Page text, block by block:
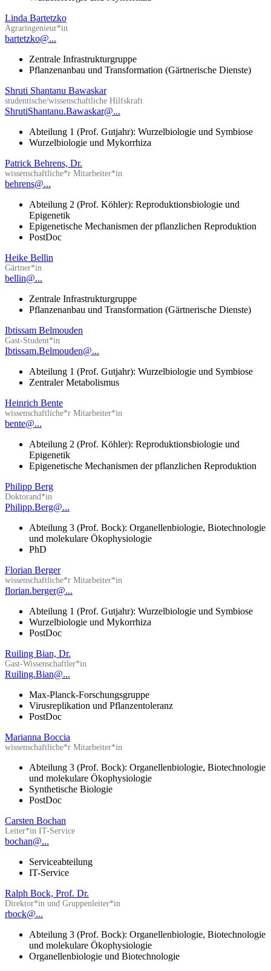
Linda Bartetzko
Agraringenieur*in
bartetzko@...
Zentrale Infrastrukturgruppe
Pflanzenanbau und Transformation (Gärtnerische Dienste)
Shruti Shantanu Bawaskar
studentische/wissenschaftliche Hilfskraft
ShrutiShantanu.Bawaskar@...
Abteilung 1 (Prof. Gutjahr): Wurzelbiologie und Symbiose
Wurzelbiologie und Mykorrhiza
Patrick Behrens, Dr.
wissenschaftliche*r Mitarbeiter*in
behrens@...
Abteilung 2 (Prof. Köhler): Reproduktionsbiologie und
Epigenetik
Epigenetische Mechanismen der pflanzlichen Reproduktion
PostDoc
Heike Bellin
Gärtner*in
bellin@...
Zentrale Infrastrukturgruppe
Pflanzenanbau und Transformation (Gärtnerische Dienste)
Ibtissam Belmouden
Gast-Student*in
Ibtissam.Belmouden@...
Abteilung 1 (Prof. Gutjahr): Wurzelbiologie und Symbiose
Zentraler Metabolismus
Heinrich Bente
wissenschaftliche*r Mitarbeiter*in
bente@...
Abteilung 2 (Prof. Köhler): Reproduktionsbiologie und
Epigenetik
Epigenetische Mechanismen der pflanzlichen Reproduktion
Philipp Berg
Doktorand*in
Philipp.Berg@...
Abteilung 3 (Prof. Bock): Organellenbiologie, Biotechnologie
und molekulare Ökophysiologie
PhD
Florian Berger
wissenschaftliche*r Mitarbeiter*in
florian.berger@...
Abteilung 1 (Prof. Gutjahr): Wurzelbiologie und Symbiose
Wurzelbiologie und Mykorrhiza
PostDoc
Ruiling Bian, Dr.
Gast-Wissenschaftler*in
Ruiling.Bian@...
Max-Planck-Forschungsgruppe
Virusreplikation und Pflanzentoleranz
PostDoc
Marianna Boccia
wissenschaftliche*r Mitarbeiter*in
Abteilung 3 (Prof. Bock): Organellenbiologie, Biotechnologie
und molekulare Ökophysiologie
Synthetische Biologie
PostDoc
Carsten Bochan
Leiter*in IT-Service
bochan@...
Serviceabteilung
IT-Service
Ralph Bock, Prof. Dr.
Direktor*in und Gruppenleiter*in
rbock@...
Abteilung 3 (Prof. Bock): Organellenbiologie, Biotechnologie
und molekulare Ökophysiologie
Organellenbiologie und Biotechnologie